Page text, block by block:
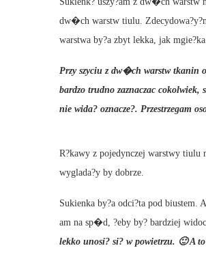
dw�ch warstw tiulu.
warstwa by?a zbyt lekka, jak
Przy szyciu z dw�ch warstw tkanin
bardzo trudno zaznaczac
nie wida? oznacze?. Przestrzegam
R?kawy z pojedynczej warstwy tiulu
wyglada?y by dobrze.
Sukienka by?a odci?ta pod biustem.
am na sp�d, ?eby by? bardziej
lekko unosi? si? w powietrzu. 🙂 A